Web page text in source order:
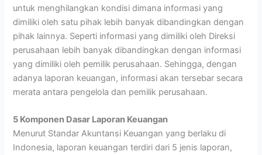
untuk menghilangkan kondisi dimana informasi yang
dimiliki oleh satu pihak lebih banyak dibandingkan dengan
pihak lainnya. Seperti informasi yang dimiliki oleh Direksi
perusahaan lebih banyak dibandingkan dengan informasi
yang dimiliki oleh pemilik perusahaan. Sehingga, dengan
adanya laporan keuangan, informasi akan tersebar secara
merata antara pengelola dan pemilik perusahaan.
5 Komponen Dasar Laporan Keuangan
Menurut Standar Akuntansi Keuangan yang berlaku di
Indonesia, laporan keuangan terdiri dari 5 jenis laporan,